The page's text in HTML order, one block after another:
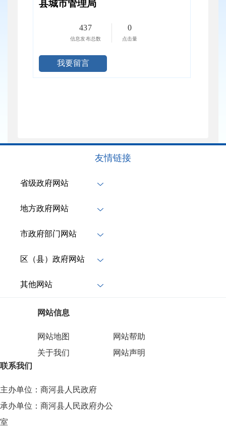
县城市管理局
437
信息发布总数
0
点击量
我要留言
友情链接
省级政府网站
地方政府网站
市政府部门网站
区（县）政府网站
其他网站
网站信息
网站地图
网站帮助
关于我们
网站声明
联系我们
主办单位：商河县人民政府
承办单位：商河县人民政府办公
室